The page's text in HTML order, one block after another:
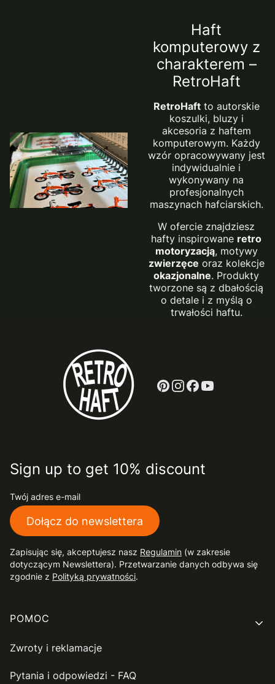
Haft
komputerowy z
charakterem –
RetroHaft
RetroHaftto autorskie
koszulki, bluzy i
akcesoria z haftem
komputerowym. Każdy
wzór opracowywany jest
indywidualnie i
wykonywany na
profesjonalnych
maszynach hafciarskich.
W ofercie znajdziesz
hafty inspirowane retro
motoryzacją, motywy
zwierzęce oraz kolekcje
okazjonalne. Produkty
tworzone są z dbałością
o detale i z myślą o
trwałości haftu.
Sign up to get 10% discount
Twój adres e-mail
Dołącz do newslettera
Zapisując się, akceptujesz nasz Regulamin (w zakresie
dotyczącym Newslettera). Przetwarzanie danych odbywa się
zgodnie z Polityką prywatności.
Linki w stopce
POMOC
Zwroty i reklamacje
Pytania i odpowiedzi - FAQ